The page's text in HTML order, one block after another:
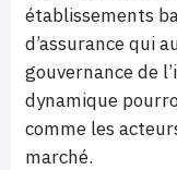
établissements
d’assurance qui
gouvernance de
dynamique
comme les
marché.